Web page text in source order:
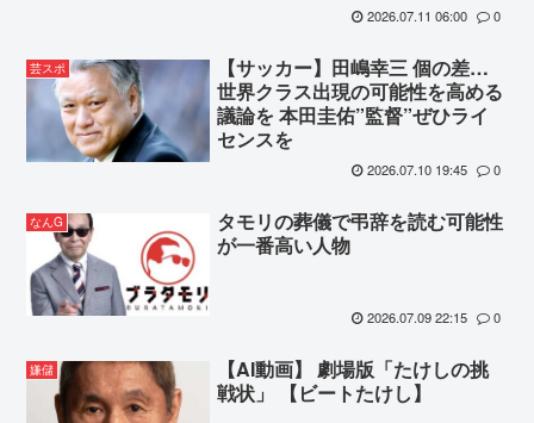
2026.07.11 06:00 0
芸スポ
【サッカー】田嶋幸三 個の差…
世界クラス出現の可能性を高める
議論を 本田圭佑”監督”ぜひライ
センスを
2026.07.10 19:45 0
なんG
タモリの葬儀で弔辞を読む可能性
が一番高い人物
2026.07.09 22:15 0
嫌儲
【AI動画】 劇場版「たけしの挑
戦状」 【ビートたけし】